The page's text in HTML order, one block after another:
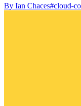
By Ian Chaces#cloud-